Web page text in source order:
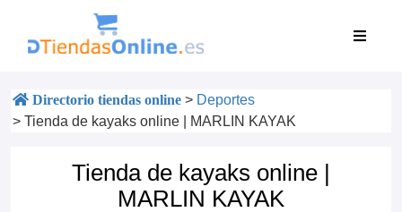
Directorio tiendas online > Deportes
> Tienda de kayaks online | MARLIN KAYAK
Tienda de kayaks online |
MARLIN KAYAK